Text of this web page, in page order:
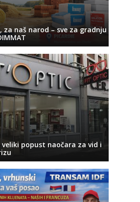
za naš narod – sve za gradnju
veliki popust naočara za vid i